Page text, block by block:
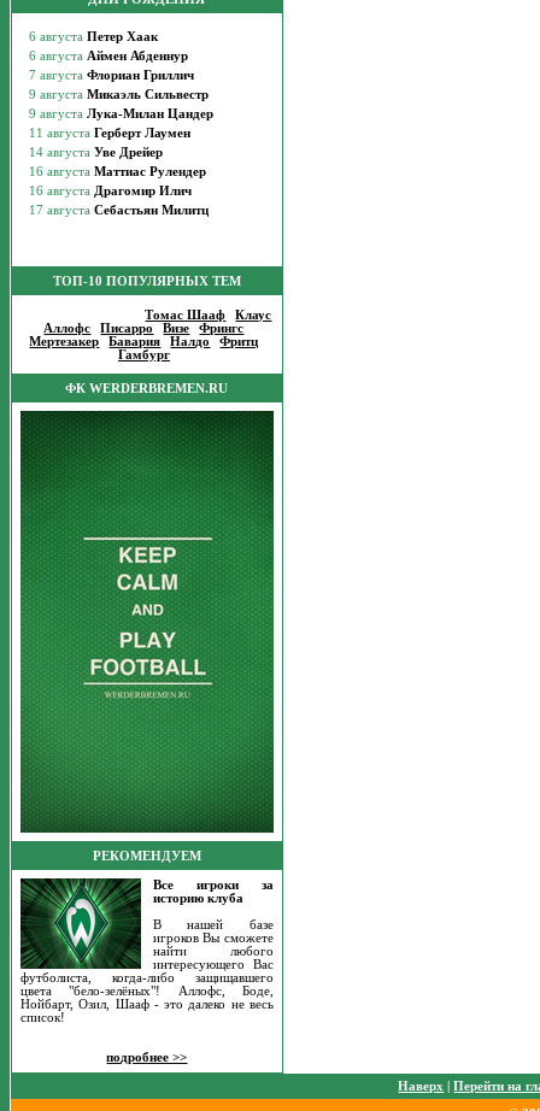
ТОП-10 ПОПУЛЯРНЫХ ТЕМ
:Томас Шааф |Клаус
Аллофс |Писарро |Визе |Фрингс
Мертезакер |Бавария |Налдо |Фритц
Гамбург
ФК WERDERBREMEN.RU
РЕКОМЕНДУЕМ
Все игроки за
историю клуба
В нашей базе
игроков Вы сможете
найти любого
интересующего Вас
футболиста, когда-либо защищавшего
цвета "бело-зелёных"! Аллофс, Боде,
Нойбарт, Озил, Шааф - это далеко не весь
список!
подробнее >>
Наверх |Перейти на